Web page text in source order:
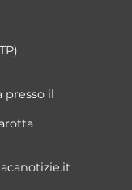
presso il